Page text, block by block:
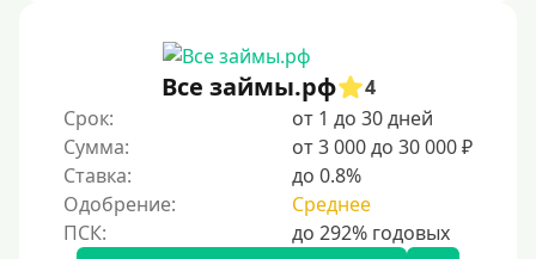
Онлайн круглосуточно
На карту круглосуточно
24/7
Деньги в долг
В долг на карту
Все займы.рф
4
Срок:
от 1 до 30 дней
Сумма:
от 3 000 до 30 000 ₽
Ставка:
до 0.8%
Одобрение:
Среднее